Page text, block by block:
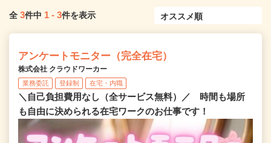
全 3件中 1 - 3件を表示
アンケートモニター（完全在宅）
株式会社 クラウドワーカー
業務委託 登録制 在宅・内職
＼自己負担費用なし（全サービス無料）／ 時間も場所
も自由に決められる在宅ワークのお仕事です！